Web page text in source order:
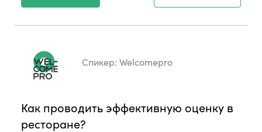
Спикер: Welcomepro
Как проводить эффективную оценку в
ресторане?